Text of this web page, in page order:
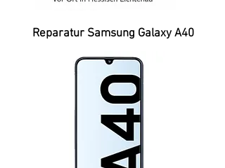
Reparatur Samsung Galaxy A40